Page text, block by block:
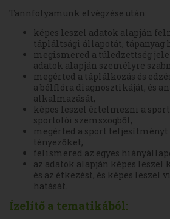
Tannfolyamunk elvégzése után:
képes leszel adatok alapján
tápláltsági állapotát, tápanyag
megismered a túledzettség
adatok alapján személyre
megérted a táplálkozás és
a bélflóra diagnosztikáját, és
alkalmazását,
képes leszel értelmezni a
sportolói szemszögből,
megérted a sport teljesítményt
tényezőket,
felismered az egyes
az adatok alapján képes
és az étkezést, és képes leszel
hatását.
Ízelítő a tematikából: